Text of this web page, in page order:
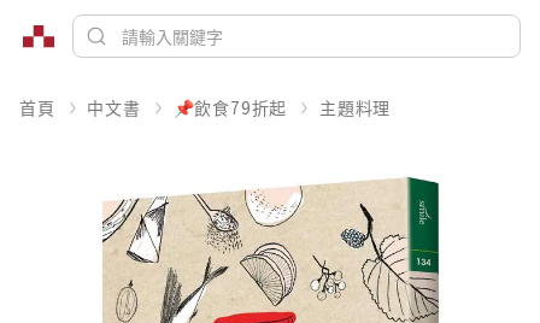
首頁 中文書 📌飲食79折起 主題料理